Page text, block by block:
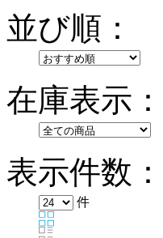
並び順：
在庫表示：
表示件数：
件